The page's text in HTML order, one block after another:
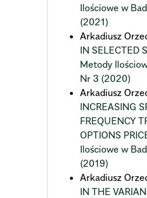
Ilościowe w
(2021)
Arkadiusz
IN SELECTED
Metody
Nr 3 (2020)
Arkadiusz
INCREASING
FREQUENCY
OPTIONS
Ilościowe w
(2019)
Arkadiusz
IN THE